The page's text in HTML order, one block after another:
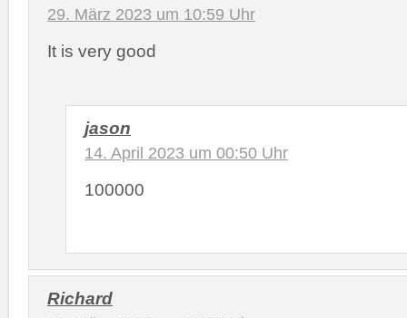
29. März 2023 um 10:59 Uhr
It is very good
jason
14. April 2023 um 00:50 Uhr
100000
Richard